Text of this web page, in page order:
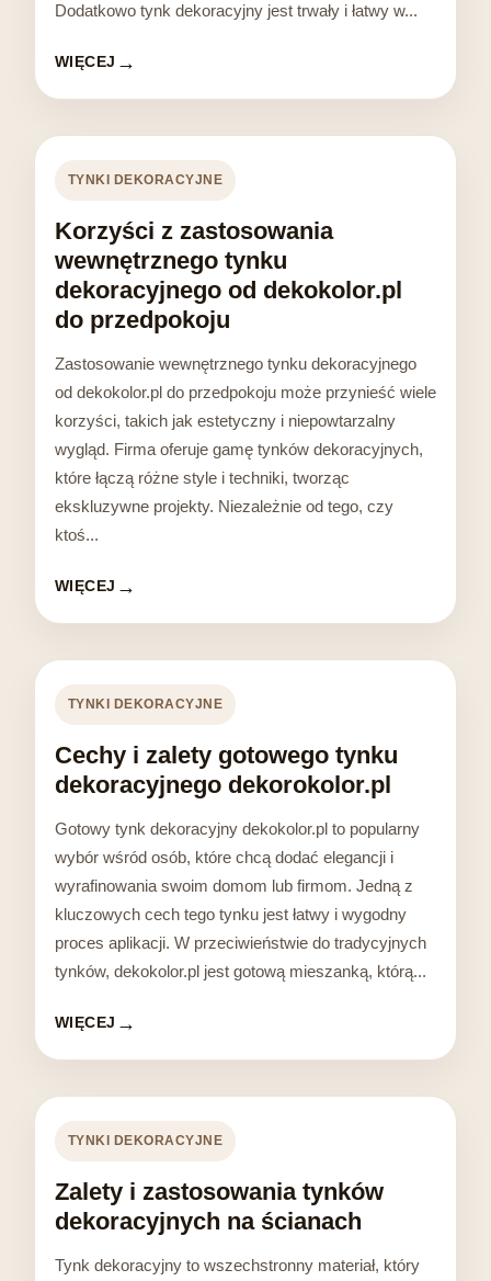
Dodatkowo tynk dekoracyjny jest trwały i łatwy w...
WIĘCEJ
TYNKI DEKORACYJNE
Korzyści z zastosowania
wewnętrznego tynku
dekoracyjnego od dekokolor.pl
do przedpokoju
Zastosowanie wewnętrznego tynku dekoracyjnego
od dekokolor.pl do przedpokoju może przynieść wiele
korzyści, takich jak estetyczny i niepowtarzalny
wygląd. Firma oferuje gamę tynków dekoracyjnych,
które łączą różne style i techniki, tworząc
ekskluzywne projekty. Niezależnie od tego, czy
ktoś...
WIĘCEJ
TYNKI DEKORACYJNE
Cechy i zalety gotowego tynku
dekoracyjnego dekorokolor.pl
Gotowy tynk dekoracyjny dekokolor.pl to popularny
wybór wśród osób, które chcą dodać elegancji i
wyrafinowania swoim domom lub firmom. Jedną z
kluczowych cech tego tynku jest łatwy i wygodny
proces aplikacji. W przeciwieństwie do tradycyjnych
tynków, dekokolor.pl jest gotową mieszanką, którą...
WIĘCEJ
TYNKI DEKORACYJNE
Zalety i zastosowania tynków
dekoracyjnych na ścianach
Tynk dekoracyjny to wszechstronny materiał, który